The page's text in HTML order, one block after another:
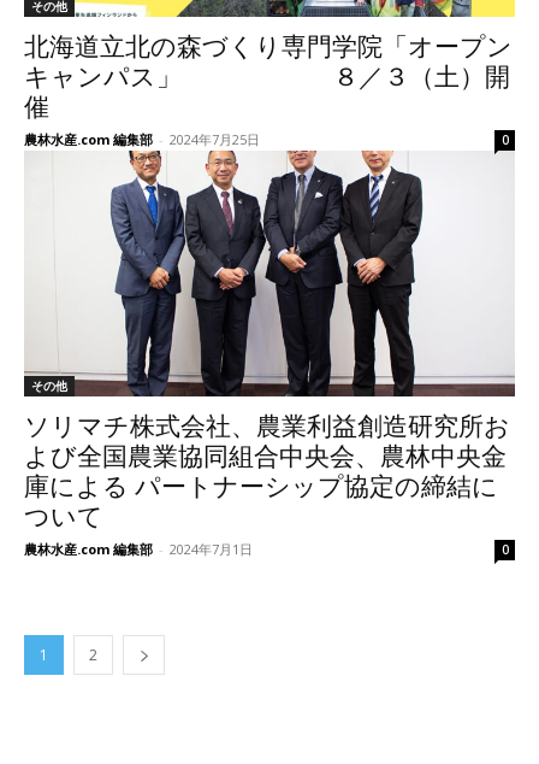
その他
北海道立北の森づくり専門学院「オープン
キャンパス」 ８／３（土）開
催
農林水産.com 編集部 - 2024年7月25日 0
その他
ソリマチ株式会社、農業利益創造研究所お
よび全国農業協同組合中央会、農林中央金
庫による パートナーシップ協定の締結に
ついて
農林水産.com 編集部 - 2024年7月1日 0
1 2